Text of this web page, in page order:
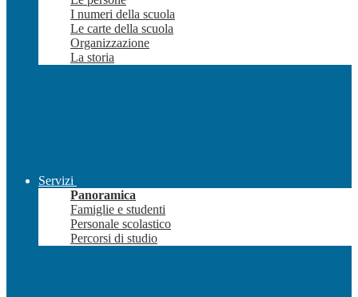
I numeri della scuola
Le carte della scuola
Organizzazione
La storia
Servizi
Panoramica
Famiglie e studenti
Personale scolastico
Percorsi di studio